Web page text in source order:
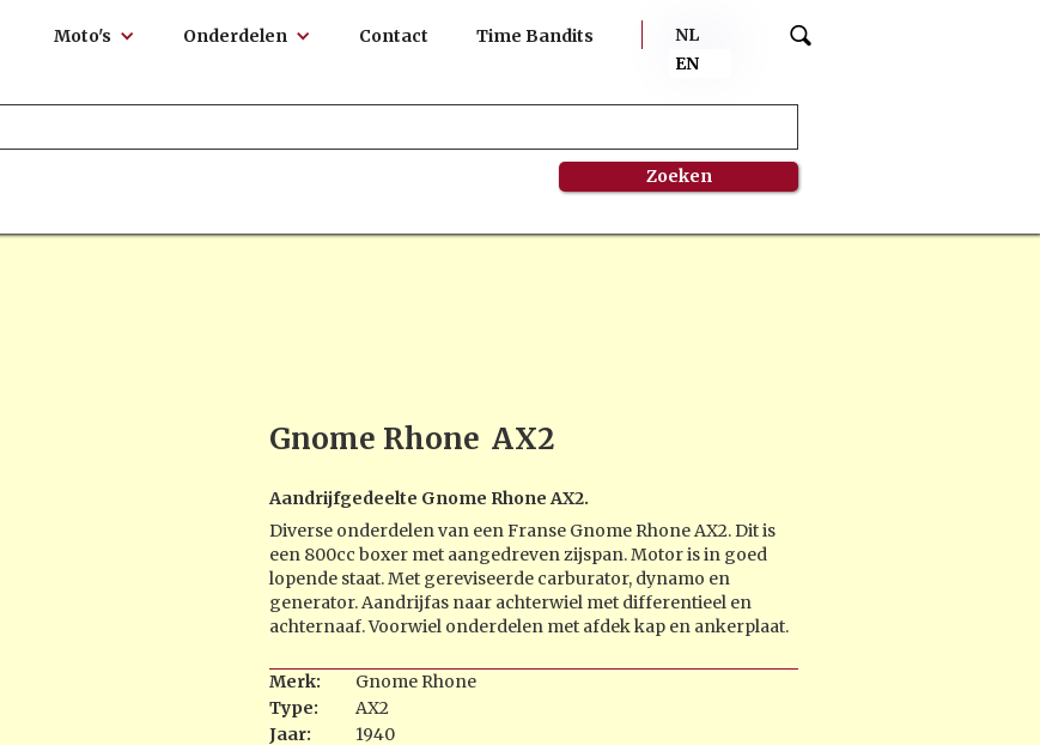
Moto's Onderdelen Contact Time Bandits
NL
EN
Gnome Rhone AX2
Aandrijfgedeelte Gnome Rhone AX2.
Diverse onderdelen van een Franse Gnome Rhone AX2. Dit is
een 800cc boxer met aangedreven zijspan. Motor is in goed
lopende staat. Met gereviseerde carburator, dynamo en
generator. Aandrijfas naar achterwiel met differentieel en
achternaaf. Voorwiel onderdelen met afdek kap en ankerplaat.
Merk:
Gnome Rhone
Type:
AX2
Jaar:
1940